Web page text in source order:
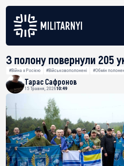
З полону повернули 205
#Війна з Росією #Військовополонені #Обмін
Тарас Сафронов
15 Травня, 202610:49